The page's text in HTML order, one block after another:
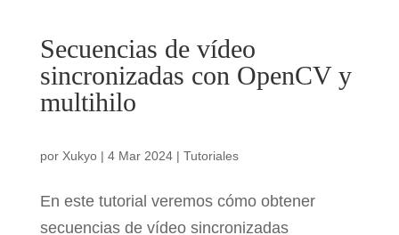
Secuencias de vídeo
sincronizadas con OpenCV y
multihilo
por Xukyo| 4 Mar 2024| Tutoriales
En este tutorial veremos cómo obtener
secuencias de vídeo sincronizadas